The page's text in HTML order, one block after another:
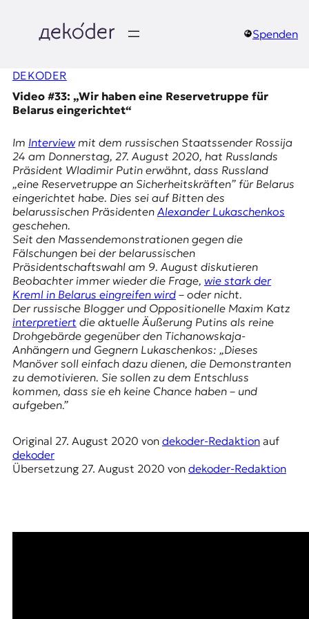
springen
e
k
o
d
e
r
|
D
E
K
O
D
R
Spenden
DEKODER
Video #33: „Wir haben eine Reservetruppe für
Belarus eingerichtet“
Im Interviewmit dem russischen Staatssender Rossija
24 am Donnerstag, 27. August 2020, hat Russlands
Präsident Wladimir Putin erwähnt, dass Russland
„eine Reservetruppe an Sicherheitskräften” für Belarus
eingerichtet habe. Dies sei auf Bitten des
belarussischen Präsidenten Alexander Lukaschenkos
geschehen.
Seit den Massendemonstrationen gegen die
Fälschungen bei der belarussischen
Präsidentschaftswahl am 9. August diskutieren
Beobachter immer wieder die Frage, wie stark der
Kreml in Belarus eingreifen wird– oder nicht.
Der russische Blogger und Oppositionelle Maxim Katz
interpretiert die aktuelle Äußerung Putins als reine
Drohgebärde gegenüber den Tichanowskaja-
Anhängern und Gegnern Lukaschenkos: „Dieses
Manöver soll einfach dazu dienen, die Demonstranten
zu demotivieren. Sie sollen zu dem Entschluss
kommen, dass sie eh keine Chance haben – und
aufgeben.”
Original 27. August 2020 von dekoder-Redaktionauf
dekoder
Übersetzung 27. August 2020 von dekoder-Redaktion